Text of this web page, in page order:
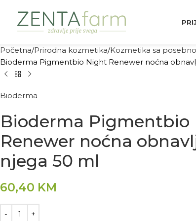
Početna Prirodna kozmetika Kozmetika sa
Bioderma Pigmentbio Night Renewer noćna
Bioderma
Bioderma Pigmentbio
Renewer noćna
njega 50 ml
60,40 KM